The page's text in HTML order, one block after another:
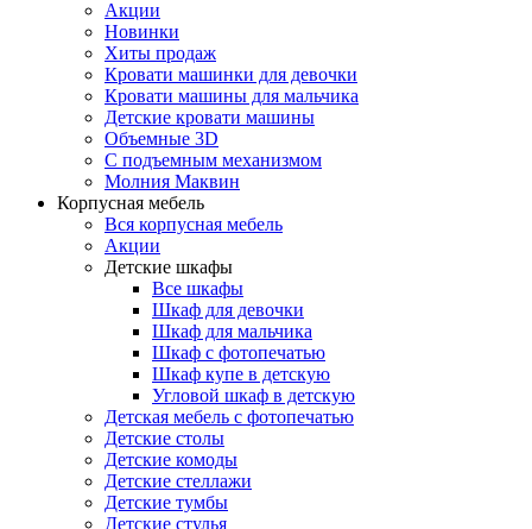
Акции
Новинки
Хиты продаж
Кровати машинки для девочки
Кровати машины для мальчика
Детские кровати машины
Объемные 3D
С подъемным механизмом
Молния Маквин
Корпусная мебель
Вся корпусная мебель
Акции
Детские шкафы
Все шкафы
Шкаф для девочки
Шкаф для мальчика
Шкаф с фотопечатью
Шкаф купе в детскую
Угловой шкаф в детскую
Детская мебель с фотопечатью
Детские столы
Детские комоды
Детские стеллажи
Детские тумбы
Детские стулья